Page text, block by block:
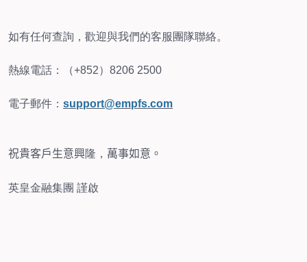
如有任何查詢，歡迎與我們的客服團隊聯絡。
熱線電話：（+852）8206 2500
電子郵件： support@empfs.com
祝貴客戶生意興隆， 萬事如意。
英皇金融集團 謹啟